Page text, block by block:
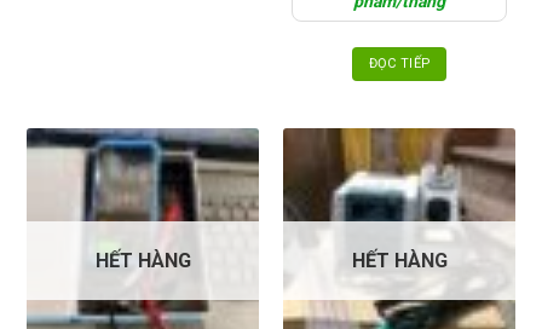
ĐỌC TIẾP
HẾT HÀNG HẾT HÀNG